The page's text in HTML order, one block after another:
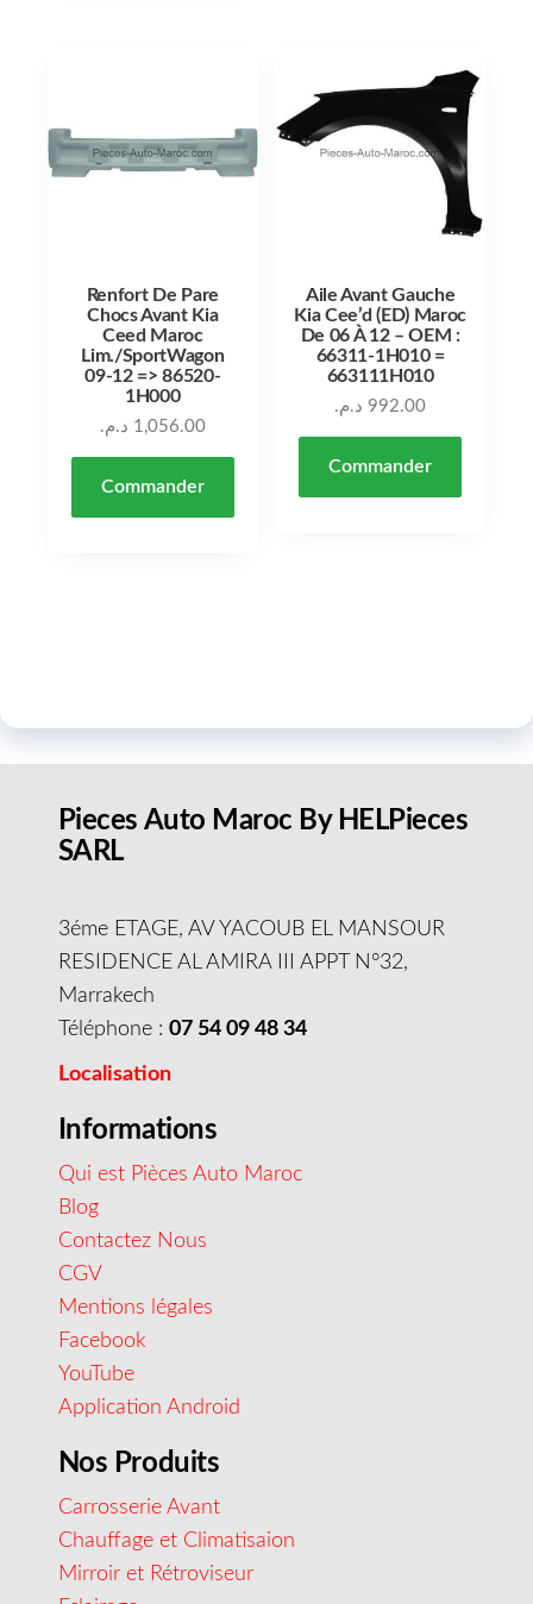
Renfort De Pare
Chocs Avant Kia
Ceed Maroc
Lim./SportWagon
09-12 => 86520-
1H000
1,056.00 د.م.
Commander
Aile Avant Gauche
Kia Cee’d (ED) Maroc
De 06 À 12 – OEM :
66311-1H010 =
663111H010
992.00 د.م.
Commander
Pieces Auto Maroc By HELPieces
SARL
3éme ETAGE, AV YACOUB EL MANSOUR
RESIDENCE AL AMIRA III APPT N°32,
Marrakech
Téléphone : 07 54 09 48 34
Localisation
Informations
Qui est Pièces Auto Maroc
Blog
Contactez Nous
CGV
Mentions légales
Facebook
YouTube
Application Android
Nos Produits
Carrosserie Avant
Chauffage et Climatisaion
Mirroir et Rétroviseur